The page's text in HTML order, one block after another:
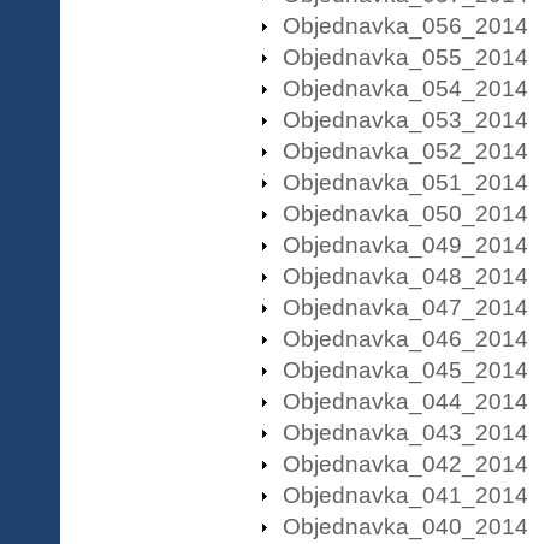
Objednavka_056_2014
Objednavka_055_2014
Objednavka_054_2014
Objednavka_053_2014
Objednavka_052_2014
Objednavka_051_2014
Objednavka_050_2014
Objednavka_049_2014
Objednavka_048_2014
Objednavka_047_2014
Objednavka_046_2014
Objednavka_045_2014
Objednavka_044_2014
Objednavka_043_2014
Objednavka_042_2014
Objednavka_041_2014
Objednavka_040_2014